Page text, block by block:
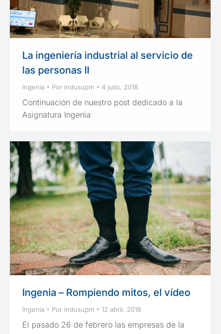
La ingeniería industrial al servicio de
las personas II
Ingenia Por indusupm 4 julio, 2018
Continuación de nuestro post dedicado a la
Asignatura Ingenia
Ingenia – Rompiendo mitos, el vídeo
Ingenia Por indusupm 12 abril, 2018
El pasado 26 de febrero las empresas de la